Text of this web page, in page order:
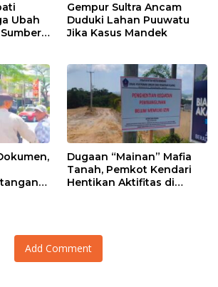
Ubah
Gempur Sultra Ancam
Duduki Lahan Puuwatu
Jika Kasus Mandek
Dugaan “Mainan” Mafia
Tanah, Pemkot Kendari
Hentikan Aktifitas di
Add Comment